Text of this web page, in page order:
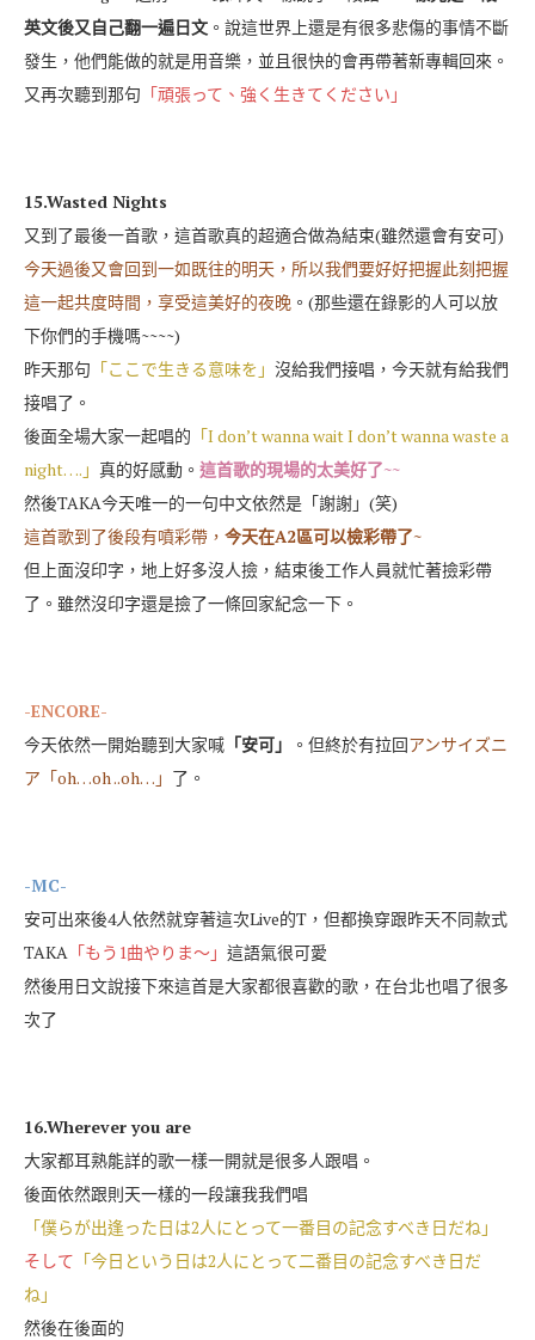
英文後又自己翻一遍日文 。說這世界上還是有很多悲傷的事情不斷
發生，他們能做的就是用音樂，並且很快的會再帶著新專輯回來。
又再次聽到那句 「頑張って、強く生きてください」
15.Wasted Nights
又到了最後一首歌，這首歌真的超適合做為結束(雖然還會有安可)
今天過後又會回到一如既往的明天，所以我們要好好把握此刻把握
這一起共度時間，享受這美好的夜晚 。(那些還在錄影的人可以放
下你們的手機嗎~~~~)
昨天那句 「ここで生きる意味を」 沒給我們接唱，今天就有給我們
接唱了。
後面全場大家一起唱的 「I don’t wanna wait I don’t wanna waste a
night….」 真的好感動。 這首歌的現場的太美好了~~
然後TAKA今天唯一的一句中文依然是「謝謝」(笑)
這首歌到了後段有噴彩帶， 今天在A2區可以檢彩帶了~
但上面沒印字，地上好多沒人撿，結束後工作人員就忙著撿彩帶
了。雖然沒印字還是撿了一條回家紀念一下。
-ENCORE-
今天依然一開始聽到大家喊 「安可」 。但終於有拉回アンサイズニ
ア「oh…oh ..oh…」 了。
-MC-
安可出來後4人依然就穿著這次Live的T，但都換穿跟昨天不同款式
TAKA 「もう1曲やりま～」 這語氣很可愛
然後用日文說接下來這首是大家都很喜歡的歌，在台北也唱了很多
次了
16.Wherever you are
大家都耳熟能詳的歌一樣一開就是很多人跟唱。
後面依然跟則天一樣的一段讓我我們唱
「僕らが出逢った日は2人にとって一番目の記念すべき日だね」
そして 「今日という日は2人にとって二番目の記念すべき日だ
ね」
然後在後面的